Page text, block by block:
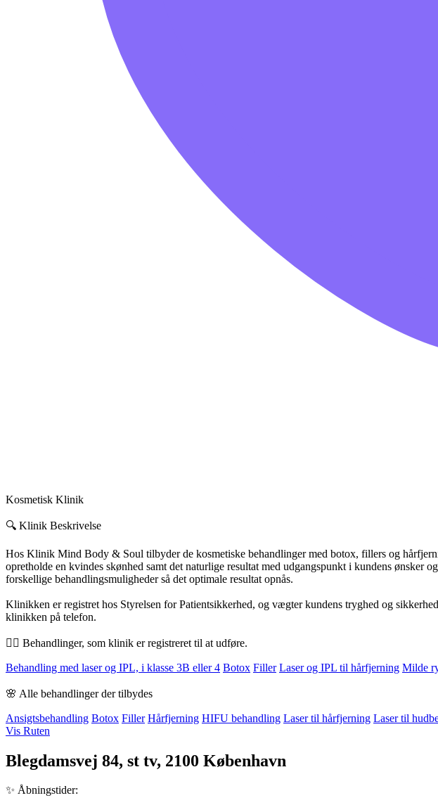
Kosmetisk Klinik
🔍 Klinik Beskrivelse
Hos Klinik Mind Body & Soul tilbyder de kosmetiske behandlinger med botox, fillers og
opretholde en kvindes skønhed samt det naturlige resultat med udgangspunkt i kundens
forskellige behandlingsmuligheder så det optimale resultat opnås.
Klinikken er registret hos Styrelsen for Patientsikkerhed, og vægter kundens tryghed og
klinikken på telefon.
💆‍♀️ Behandlinger, som klinik er registreret til at udføre.
Behandling med laser og IPL, i klasse 3B eller 4 Botox Filler Laser og IPL til hårfjerning Milde
🌸 Alle behandlinger der tilbydes
Ansigtsbehandling Botox Filler Hårfjerning HIFU behandling Laser til hårfjerning Laser til
Vis Ruten
Blegdamsvej 84, st tv, 2100 København
✨ Åbningstider: